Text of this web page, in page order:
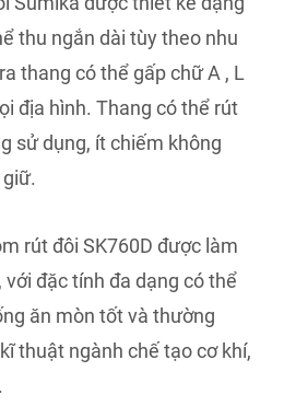
thu ngắn dài tùy theo nhu
thang có thể gấp chữ A , L
địa hình. Thang có thể rút
sử dụng, ít chiếm không
rút đôi SK760D được làm
với đặc tính đa dạng có thể
ăn mòn tốt và thường
thuật ngành chế tạo cơ khí,